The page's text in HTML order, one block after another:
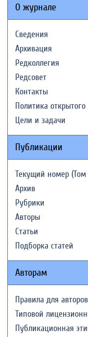
О журнале
Сведения
Архивация
Редколлегия
Редсовет
Контакты
Политика открытого
Цели и задачи
Публикации
Текущий номер (Том
Архив
Рубрики
Авторы
Статьи
Подборка статей
Авторам
Правила для авторов
Типовой
Публикационная